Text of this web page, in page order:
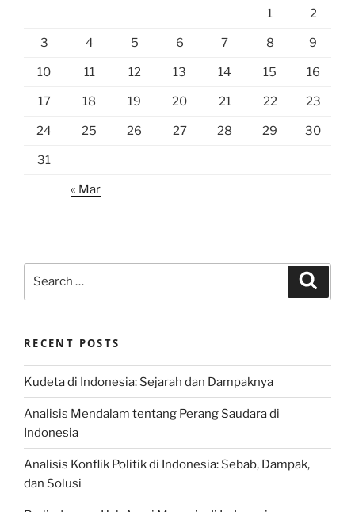
1 2
3 4 5 6 7 8 9
10 11 12 13 14 15 16
17 18 19 20 21 22 23
24 25 26 27 28 29 30
31
« Mar
RECENT POSTS
Kudeta di Indonesia: Sejarah dan Dampaknya
Analisis Mendalam tentang Perang Saudara di
Indonesia
Analisis Konflik Politik di Indonesia: Sebab, Dampak,
dan Solusi